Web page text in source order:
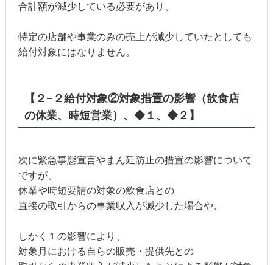
合計額が減少している必要があり、
特定の店舗や事業のみの売上が減少していたとしても
給付対象にはなりません。
【２−２給付対象②対象措置の影響（飲食店
の休業、時短営業）、◆１、◆２】
次に緊急事態宣言やまん延防止の措置の影響について
ですが、
休業や時短要請の対象の飲食店との
直接の取引からの事業収入が減少した場合や、
しかく１の影響により、
対象月における自らの販売・提供先との